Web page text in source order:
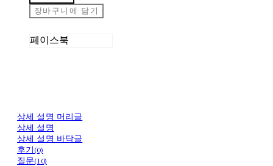
장바구니에 담기
페이스북
상세 설명 머리글
상세 설명
상세 설명 바닥글
후기(0)
질문(10)